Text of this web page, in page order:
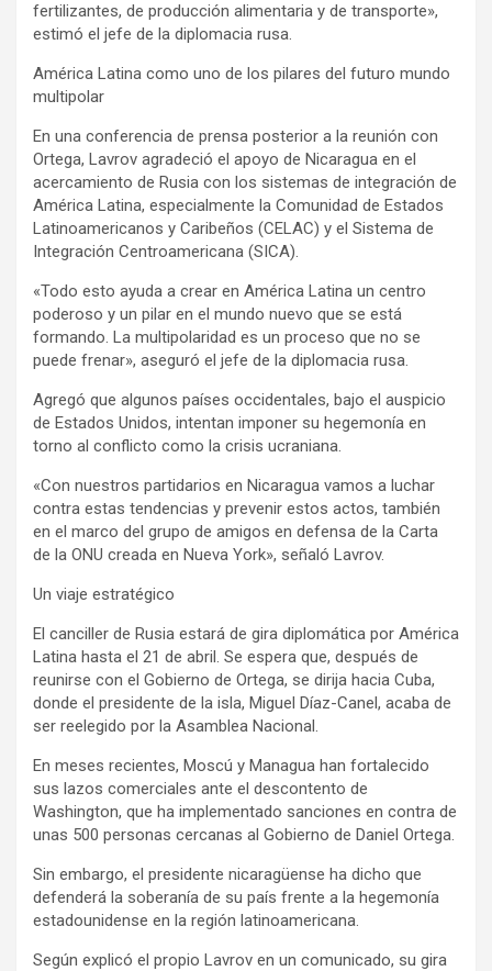
fertilizantes, de producción alimentaria y de transporte»,
estimó el jefe de la diplomacia rusa.
América Latina como uno de los pilares del futuro mundo
multipolar
En una conferencia de prensa posterior a la reunión con
Ortega, Lavrov agradeció el apoyo de Nicaragua en el
acercamiento de Rusia con los sistemas de integración de
América Latina, especialmente la Comunidad de Estados
Latinoamericanos y Caribeños (CELAC) y el Sistema de
Integración Centroamericana (SICA).
«Todo esto ayuda a crear en América Latina un centro
poderoso y un pilar en el mundo nuevo que se está
formando. La multipolaridad es un proceso que no se
puede frenar», aseguró el jefe de la diplomacia rusa.
Agregó que algunos países occidentales, bajo el auspicio
de Estados Unidos, intentan imponer su hegemonía en
torno al conflicto como la crisis ucraniana.
«Con nuestros partidarios en Nicaragua vamos a luchar
contra estas tendencias y prevenir estos actos, también
en el marco del grupo de amigos en defensa de la Carta
de la ONU creada en Nueva York», señaló Lavrov.
Un viaje estratégico
El canciller de Rusia estará de gira diplomática por América
Latina hasta el 21 de abril. Se espera que, después de
reunirse con el Gobierno de Ortega, se dirija hacia Cuba,
donde el presidente de la isla, Miguel Díaz-Canel, acaba de
ser reelegido por la Asamblea Nacional.
En meses recientes, Moscú y Managua han fortalecido
sus lazos comerciales ante el descontento de
Washington, que ha implementado sanciones en contra de
unas 500 personas cercanas al Gobierno de Daniel Ortega.
Sin embargo, el presidente nicaragüense ha dicho que
defenderá la soberanía de su país frente a la hegemonía
estadounidense en la región latinoamericana.
Según explicó el propio Lavrov en un comunicado, su gira